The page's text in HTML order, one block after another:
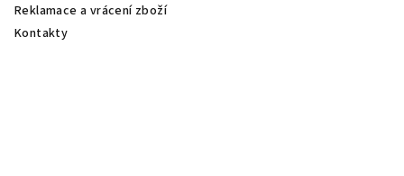
Reklamace a vrácení zboží
Kontakty